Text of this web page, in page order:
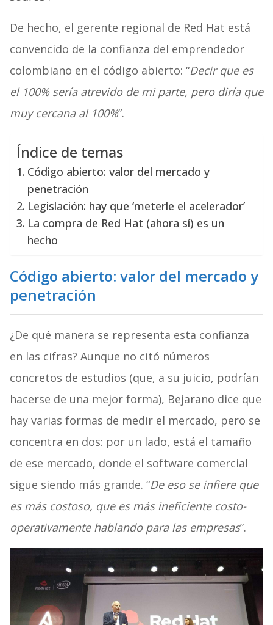
De hecho, el gerente regional de Red Hat está
convencido de la confianza del emprendedor
colombiano en el código abierto: “Decir que es
el 100% sería atrevido de mi parte, pero diría que
muy cercana al 100%”.
Índice de temas
Código abierto: valor del mercado y
penetración
Legislación: hay que ‘meterle el acelerador’
La compra de Red Hat (ahora sí) es un
hecho
Código abierto: valor del mercado y
penetración
¿De qué manera se representa esta confianza
en las cifras? Aunque no citó números
concretos de estudios (que, a su juicio, podrían
hacerse de una mejor forma), Bejarano dice que
hay varias formas de medir el mercado, pero se
concentra en dos: por un lado, está el tamaño
de ese mercado, donde el software comercial
sigue siendo más grande. “De eso se infiere que
es más costoso, que es más ineficiente costo-
operativamente hablando para las empresas”.